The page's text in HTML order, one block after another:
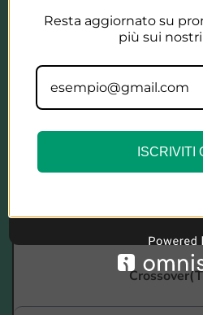
SANIFICAZIONE TOTALE
AUTO
Usa il nostro codice
E ricevi subito
Resta aggiornato su
più sui
ISCRIVITI